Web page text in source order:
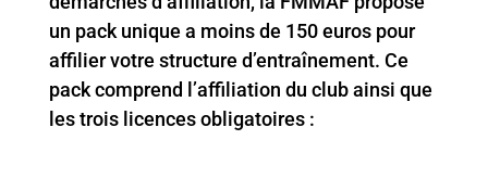
un pack unique a moins de 150 euros pour
affilier votre structure d’entraînement. Ce
pack comprend l’affiliation du club ainsi que
les trois licences obligatoires :